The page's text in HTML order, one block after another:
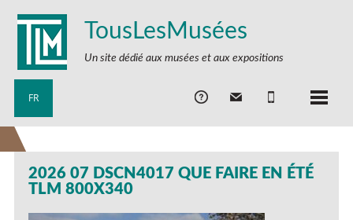
TousLesMusées
Un site dédié aux musées et aux expositions
FR
2026 07 DSCN4017 QUE FAIRE EN ÉTÉ
TLM 800X340